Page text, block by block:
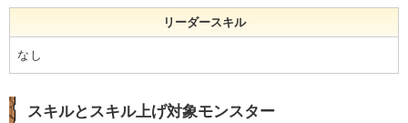
リーダースキル
なし
スキルとスキル上げ対象モンスター